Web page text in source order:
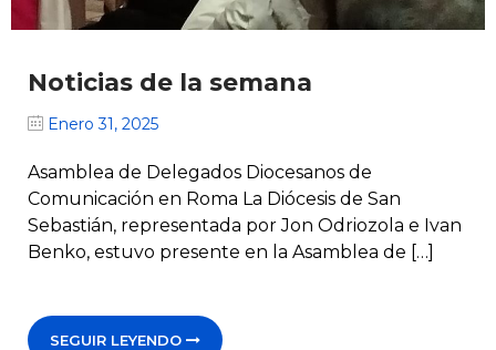
Noticias de la semana
Enero 31, 2025
Asamblea de Delegados Diocesanos de
Comunicación en Roma La Diócesis de San
Sebastián, representada por Jon Odriozola e Ivan
Benko, estuvo presente en la Asamblea de […]
SEGUIR LEYENDO